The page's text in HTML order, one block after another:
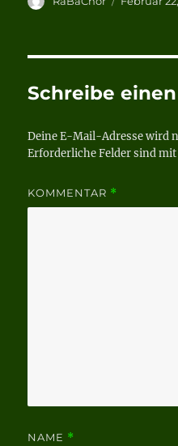
Schreibe
Deine E-Mail-Adresse wird
Erforderliche Felder sind mit
KOMMENTAR *
NAME *